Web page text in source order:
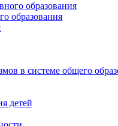
образования
образования
в системе общего
детей